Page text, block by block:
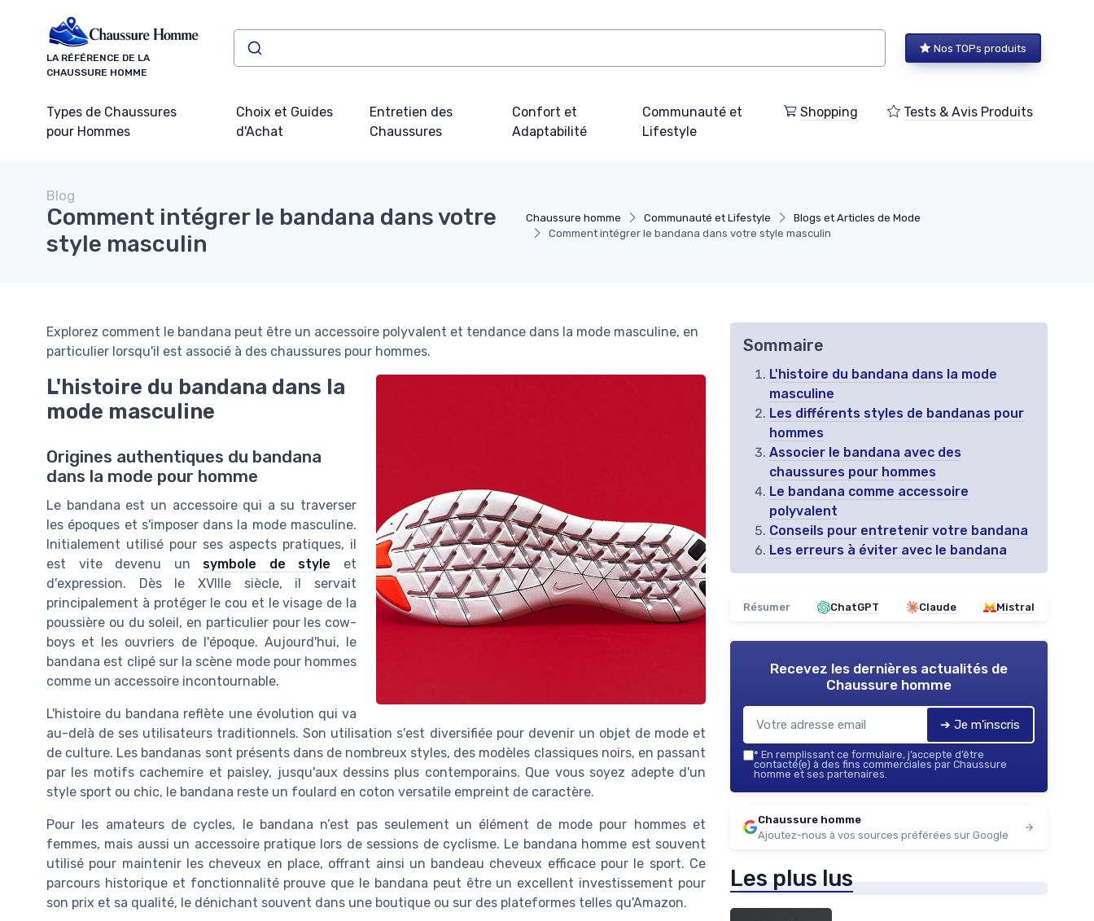
LA RÉFÉRENCE DE LA
CHAUSSURE HOMME
Nos TOPs produits
Types de Chaussures
pour Hommes
Choix et Guides
d'Achat
Entretien des
Chaussures
Confort et
Adaptabilité
Communauté et
Lifestyle
Shopping Tests & Avis Produits
Chaussure homme Communauté et Lifestyle
Blogs et Articles de Mode
Comment intégrer le bandana dans votre style masculin
Blog
Comment intégrer le bandana dans votre
style masculin
Explorez comment le bandana peut être un accessoire polyvalent et tendance dans la mode masculine, en
particulier lorsqu'il est associé à des chaussures pour hommes.
L'histoire du bandana dans la
mode masculine
Origines authentiques du bandana
dans la mode pour homme
Le bandana est un accessoire qui a su traverser
les époques et s'imposer dans la mode masculine.
Initialement utilisé pour ses aspects pratiques, il
est vite devenu un symbole de style et
d'expression. Dès le XVIIIe siècle, il servait
principalement à protéger le cou et le visage de la
poussière ou du soleil, en particulier pour les cow-
boys et les ouvriers de l'époque. Aujourd'hui, le
bandana est clipé sur la scène mode pour hommes
comme un accessoire incontournable.
L'histoire du bandana reflète une évolution qui va
au-delà de ses utilisateurs traditionnels. Son utilisation s'est diversifiée pour devenir un objet de mode et
de culture. Les bandanas sont présents dans de nombreux styles, des modèles classiques noirs, en passant
par les motifs cachemire et paisley, jusqu'aux dessins plus contemporains. Que vous soyez adepte d'un
style sport ou chic, le bandana reste un foulard en coton versatile empreint de caractère.
Pour les amateurs de cycles, le bandana n’est pas seulement un élément de mode pour hommes et
femmes, mais aussi un accessoire pratique lors de sessions de cyclisme. Le bandana homme est souvent
utilisé pour maintenir les cheveux en place, offrant ainsi un bandeau cheveux efficace pour le sport. Ce
parcours historique et fonctionnalité prouve que le bandana peut être un excellent investissement pour
son prix et sa qualité, le dénichant souvent dans une boutique ou sur des plateformes telles qu'Amazon.
Sommaire
L'histoire du bandana dans la mode
masculine
Les différents styles de bandanas pour
hommes
Associer le bandana avec des
chaussures pour hommes
Le bandana comme accessoire
polyvalent
Conseils pour entretenir votre bandana
Les erreurs à éviter avec le bandana
Résumer ChatGPT Claude Mistral
Recevez les dernières actualités de
Chaussure homme
➔ Je m'inscris
* En remplissant ce formulaire, j’accepte d’être
contacté(e) à des fins commerciales par Chaussure
homme et ses partenaires.
Chaussure homme
Ajoutez-nous à vos sources préférées sur Google
Les plus lus